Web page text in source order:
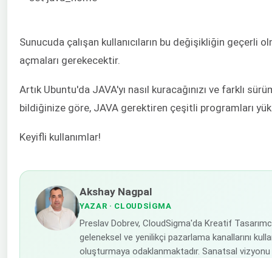
Sunucuda çalışan kullanıcıların bu değişikliğin geçerli
açmaları gerekecektir.
Artık Ubuntu'da JAVA'yı nasıl kuracağınızı ve farklı
bildiğinize göre, JAVA gerektiren çeşitli programları
Keyifli kullanımlar!
Akshay Nagpal
YAZAR · CLOUDSIGMA
Preslav Dobrev, CloudSigma'da Kreatif
geleneksel ve yenilikçi pazarlama kanallarını
oluşturmaya odaklanmaktadır. Sanatsal